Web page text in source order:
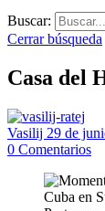
Buscar:
Cerrar búsqueda
Casa del
Vasilij 29 de
0 Comentarios